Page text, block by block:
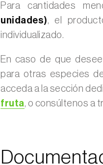
Para cantidades
unidades), el
individualizado.
En caso de que
para otras especies
acceda a la sección
fruta, o consúltenos a